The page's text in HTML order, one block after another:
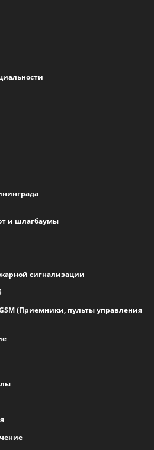
и шлагбаумы
сигнализации
(Приемники, пульты управления